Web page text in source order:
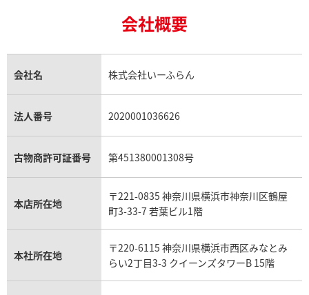
金貨買取
貴金属買取
銀・シルバー買取
パラジウム買取
トパーズ買取
タンザナイト買取
キャッツアイ買取
アクアマリン買取
ロレックス エクスプローラー買取
ロレックス デイトジャスト買取
パテック フィリップノーチラス買取
ヴァシュロン・コンスタンタン買取
オメガ買取
カルティエ買取
フランク ミュラー買取
リシャール・ミル買取
パネライ買取
チューダー（チュードル）買取
シャネル マトラッセ買取
セリーヌ買取
プラダ買取
ヴァンクリーフ＆アーペル買取
ショーメ買取
ダミアーニ買取
モーブッサン買取
会社概要
会社名 株式会社いーふらん
法人番号 2020001036626
古物商許可証番号 第451380001308号
本店所在地
〒221-0835 神奈川県横浜市神奈川区鶴屋
町3-33-7 若葉ビル1階
本社所在地
〒220-6115 神奈川県横浜市西区みなとみ
らい2丁目3-3 クイーンズタワーB 15階